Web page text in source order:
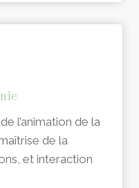
l’animation de la
de la
et interaction